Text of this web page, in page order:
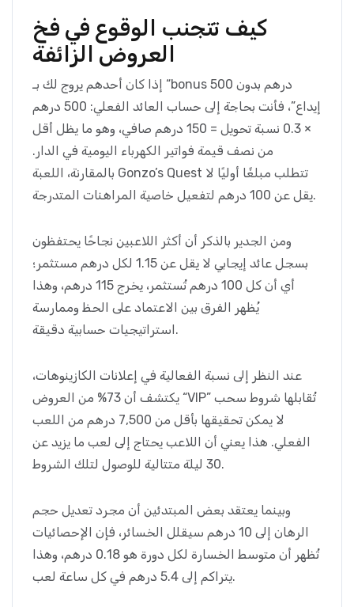
كيف تتجنب الوقوع في فخ
العروض الزائفة
إذا كان أحدهم يروج لك بـ “bonus 500 درهم بدون
إيداع”، فأنت بحاجة إلى حساب العائد الفعلي: 500 درهم
× 0.3 نسبة تحويل = 150 درهم صافي، وهو ما يظل أقل
من نصف قيمة فواتير الكهرباء اليومية في الدار.
بالمقارنة، اللعبة Gonzo’s Quest تتطلب مبلغًا أوليًا لا
يقل عن 100 درهم لتفعيل خاصية المراهنات المتدرجة.
ومن الجدير بالذكر أن أكثر اللاعبين نجاحًا يحتفظون
بسجل عائد إيجابي لا يقل عن 1.15 لكل درهم مستثمر؛
أي أن كل 100 درهم تُستثمر، يخرج 115 درهم، وهذا
يُظهر الفرق بين الاعتماد على الحظ وممارسة
استراتيجيات حسابية دقيقة.
عند النظر إلى نسبة الفعالية في إعلانات الكازينوهات،
يكتشف أن 73% من العروض “VIP” تُقابلها شروط سحب
لا يمكن تحقيقها بأقل من 7,500 درهم من اللعب
الفعلي. هذا يعني أن اللاعب يحتاج إلى لعب ما يزيد عن
30 ليلة متتالية للوصول لتلك الشروط.
وبينما يعتقد بعض المبتدئين أن مجرد تعديل حجم
الرهان إلى 10 درهم سيقلل الخسائر، فإن الإحصائيات
تُظهر أن متوسط الخسارة لكل دورة هو 0.18 درهم، وهذا
يتراكم إلى 5.4 درهم في كل ساعة لعب.